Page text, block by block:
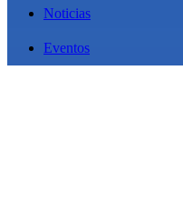
Noticias
Eventos